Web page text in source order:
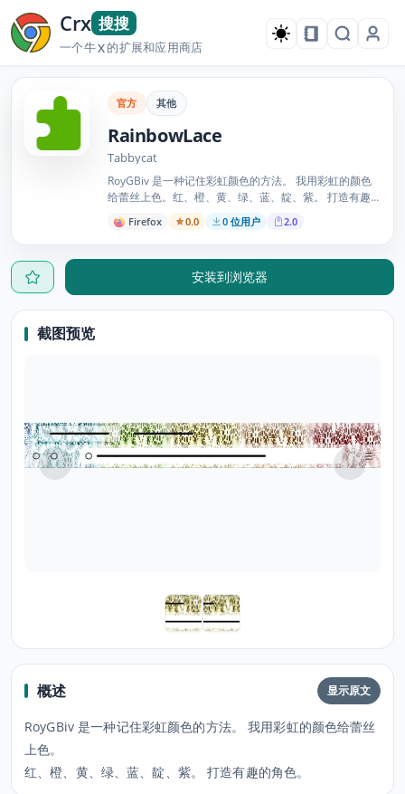
Crx 搜搜
一个牛X的扩展和应用商店
官方 其他
RainbowLace
Tabbycat
RoyGBiv 是一种记住彩虹颜色的方法。 我用彩虹的颜色
给蕾丝上色。红、橙、黄、绿、蓝、靛、紫。 打造有趣
的角色。
Firefox 0.0 0 位用户 2.0
安装到浏览器
截图预览
概述 显示原文
RoyGBiv 是一种记住彩虹颜色的方法。 我用彩虹的颜色给蕾丝
上色。
红、橙、黄、绿、蓝、靛、紫。 打造有趣的角色。